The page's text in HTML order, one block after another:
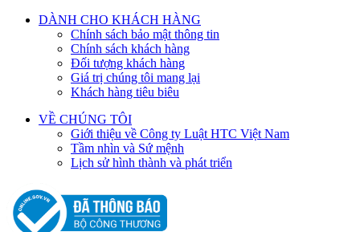
DÀNH CHO KHÁCH HÀNG
Chính sách bảo mật thông tin
Chính sách khách hàng
Đối tượng khách hàng
Giá trị chúng tôi mang lại
Khách hàng tiêu biêu
VỀ CHÚNG TÔI
Giới thiệu về Công ty Luật HTC Việt Nam
Tầm nhìn và Sứ mệnh
Lịch sử hình thành và phát triển